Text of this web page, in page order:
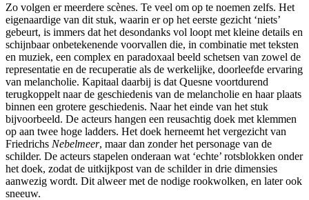
Zo volgen er meerdere scènes. Te veel om op te noemen zelfs. Het
eigenaardige van dit stuk, waarin er op het eerste gezicht ‘niets’
gebeurt, is immers dat het desondanks vol loopt met kleine details en
schijnbaar onbetekenende voorvallen die, in combinatie met teksten
en muziek, een complex en paradoxaal beeld schetsen van zowel de
representatie en de recuperatie als de werkelijke, doorleefde ervaring
van melancholie. Kapitaal daarbij is dat Quesne voortdurend
terugkoppelt naar de geschiedenis van de melancholie en haar plaats
binnen een grotere geschiedenis. Naar het einde van het stuk
bijvoorbeeld. De acteurs hangen een reusachtig doek met klemmen
op aan twee hoge ladders. Het doek herneemt het vergezicht van
Friedrichs Nebelmeer, maar dan zonder het personage van de
schilder. De acteurs stapelen onderaan wat ‘echte’ rotsblokken onder
het doek, zodat de uitkijkpost van de schilder in drie dimensies
aanwezig wordt. Dit alweer met de nodige rookwolken, en later ook
sneeuw.